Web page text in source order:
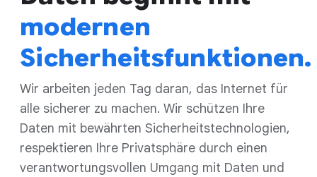
modernen
Sicherheitsfunktionen.
Wir arbeiten jeden Tag daran, das Internet für
alle sicherer zu machen. Wir schützen Ihre
Daten mit bewährten Sicherheitstechnologien,
respektieren Ihre Privatsphäre durch einen
verantwortungsvollen Umgang mit Daten und